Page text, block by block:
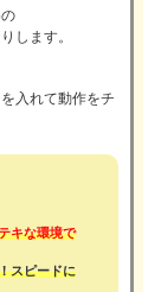
します。
入れて動作をチ
キな環境で
スピードに